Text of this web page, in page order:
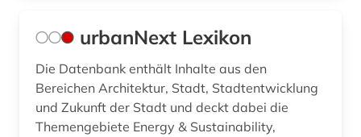
urbanNext Lexikon
Die Datenbank enthält Inhalte aus den
Bereichen Architektur, Stadt, Stadtentwicklung
und Zukunft der Stadt und deckt dabei die
Themengebiete Energy & Sustainability,